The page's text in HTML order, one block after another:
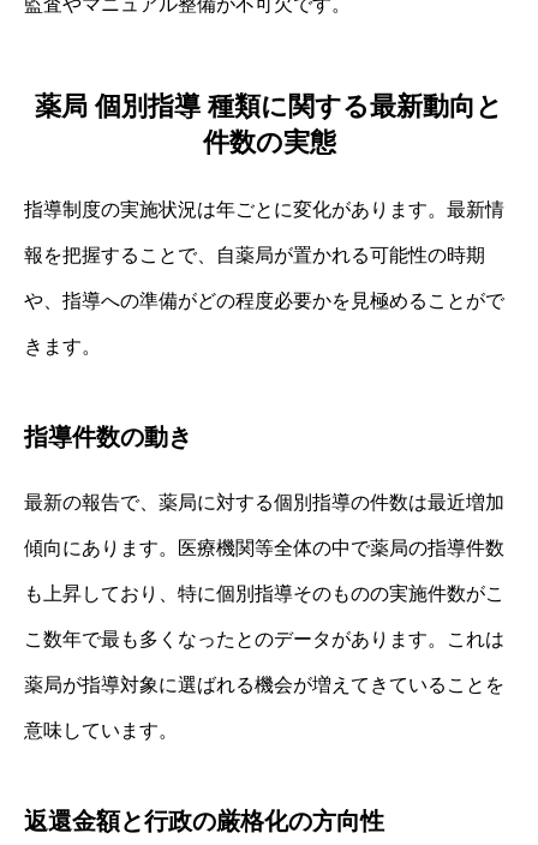
監査やマニュアル整備が不可欠です。
薬局 個別指導 種類に関する最新動向と
件数の実態
指導制度の実施状況は年ごとに変化があります。最新情
報を把握することで、自薬局が置かれる可能性の時期
や、指導への準備がどの程度必要かを見極めることがで
きます。
指導件数の動き
最新の報告で、薬局に対する個別指導の件数は最近増加
傾向にあります。医療機関等全体の中で薬局の指導件数
も上昇しており、特に個別指導そのものの実施件数がこ
こ数年で最も多くなったとのデータがあります。これは
薬局が指導対象に選ばれる機会が増えてきていることを
意味しています。
返還金額と行政の厳格化の方向性